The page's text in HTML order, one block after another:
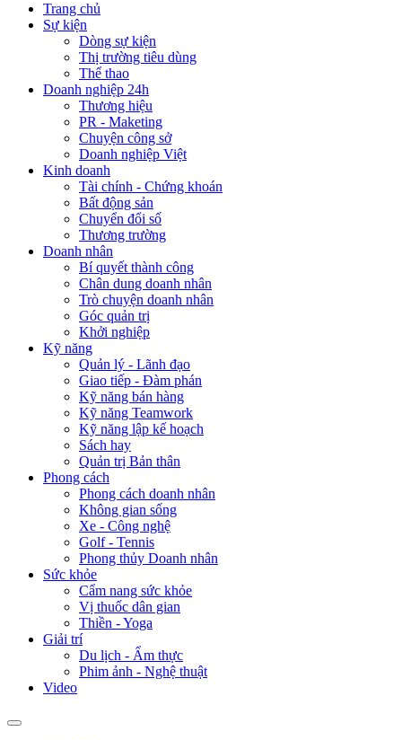
Trang chủ
Sự kiện
Dòng sự kiện
Thị trường tiêu dùng
Thể thao
Doanh nghiệp 24h
Thương hiệu
PR - Maketing
Chuyện công sở
Doanh nghiệp Việt
Kinh doanh
Tài chính - Chứng khoán
Bất động sản
Chuyển đổi số
Thương trường
Doanh nhân
Bí quyết thành công
Chân dung doanh nhân
Trò chuyện doanh nhân
Góc quản trị
Khởi nghiệp
Kỹ năng
Quản lý - Lãnh đạo
Giao tiếp - Đàm phán
Kỹ năng bán hàng
Kỹ năng Teamwork
Kỹ năng lập kế hoạch
Sách hay
Quản trị Bản thân
Phong cách
Phong cách doanh nhân
Không gian sống
Xe - Công nghệ
Golf - Tennis
Phong thủy Doanh nhân
Sức khỏe
Cẩm nang sức khỏe
Vị thuốc dân gian
Thiền - Yoga
Giải trí
Du lịch - Ẩm thực
Phim ảnh - Nghệ thuật
Video